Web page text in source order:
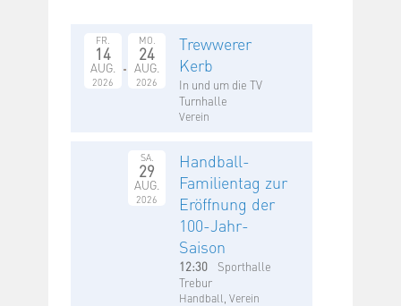
FR.
14
AUG.
2026
MO.
24
AUG.
2026
Trewwerer
Kerb
In und um die TV
Turnhalle
Verein
SA.
29
AUG.
2026
Handball-
Familientag zur
Eröffnung der
100-Jahr-
Saison
12:30
Sporthalle
Trebur
Handball, Verein